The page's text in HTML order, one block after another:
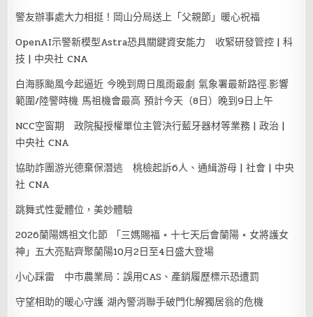
警友辦事處大力相挺！岡山分局送上「父親節」暖心祝福
OpenAI示警新模型Astra恐具關鍵資安能力 收緊研發管控 | 科
技 | 中央社 CNA
白海豚颱風今起逼近 今晚到周日風雨最劇 氣象署最新路徑.影響
範圍/陸警時機 馬祖機會最高 預計今天（8日）晚到9日上午
NCC空窗期 政院擬授權單位主管決行藍牙器材等業務 | 政治 |
中央社 CNA
協助詐團游光德棄保潛逃 桃檢起訴6人、通緝游母 | 社會 | 中央
社 CNA
跳舞式性愛體位，美妙體驗
2026蘭陽媽祖文化節 「三媽賜福 × 十七天后會蘭陽 × 女將護女
神」五大亮點齊聚蘭陽10月2日至4日盛大登場
小心踩雷 中市農業局：誤用CAS、產銷履歷標示恐遭罰
守望相助的暖心守護 湖內警消聯手破門化解獨居翁的危機